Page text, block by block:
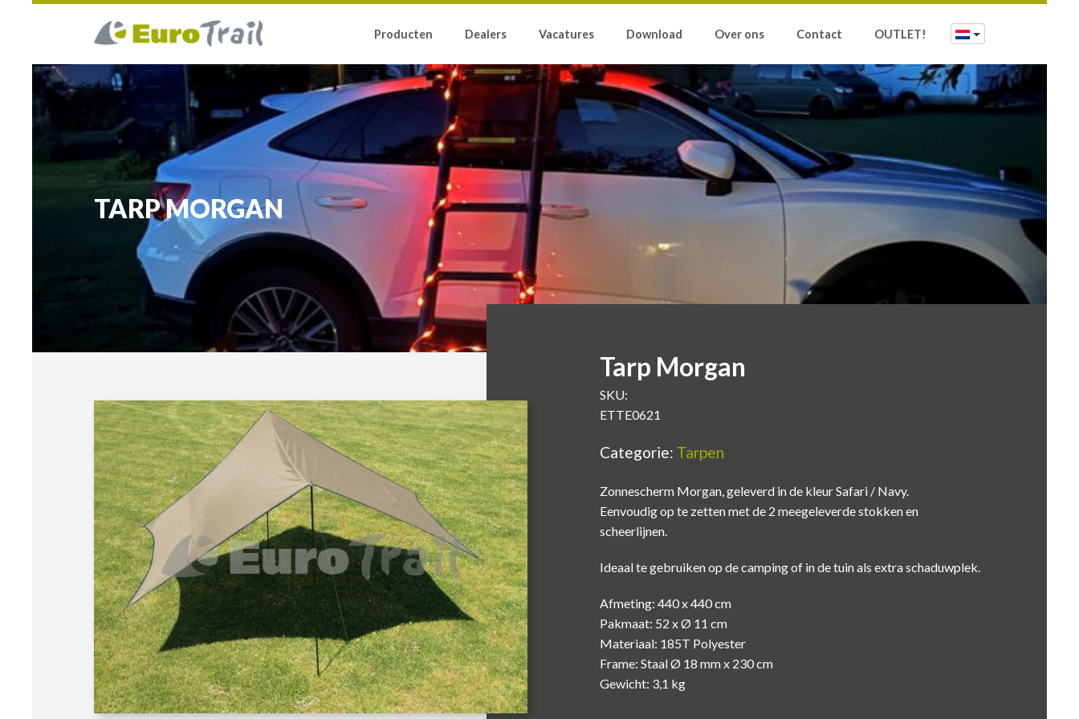
Producten Dealers Vacatures Download Over ons Contact OUTLET!
TARP MORGAN
Tarp Morgan
SKU:
ETTE0621
Categorie: Tarpen
Zonnescherm Morgan, geleverd in de kleur Safari / Navy.
Eenvoudig op te zetten met de 2 meegeleverde stokken en
scheerlijnen.
Ideaal te gebruiken op de camping of in de tuin als extra schaduwplek.
Afmeting: 440 x 440 cm
Pakmaat: 52 x Ø 11 cm
Materiaal: 185T Polyester
Frame: Staal Ø 18 mm x 230 cm
Gewicht: 3,1 kg